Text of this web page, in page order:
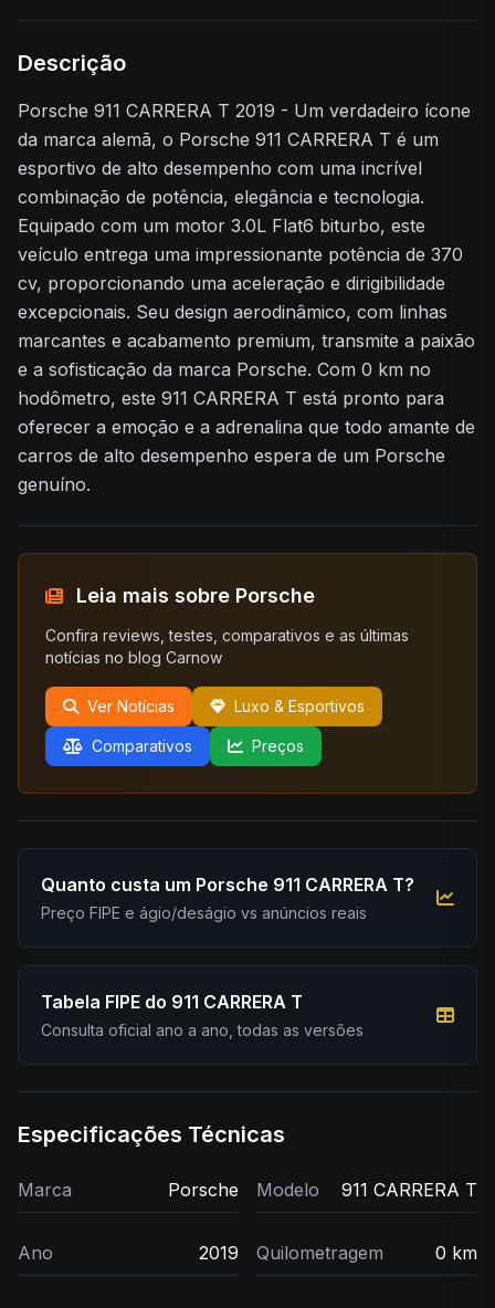
Descrição
Porsche 911 CARRERA T 2019 - Um verdadeiro ícone
da marca alemã, o Porsche 911 CARRERA T é um
esportivo de alto desempenho com uma incrível
combinação de potência, elegância e tecnologia.
Equipado com um motor 3.0L Flat6 biturbo, este
veículo entrega uma impressionante potência de 370
cv, proporcionando uma aceleração e dirigibilidade
excepcionais. Seu design aerodinâmico, com linhas
marcantes e acabamento premium, transmite a paixão
e a sofisticação da marca Porsche. Com 0 km no
hodômetro, este 911 CARRERA T está pronto para
oferecer a emoção e a adrenalina que todo amante de
carros de alto desempenho espera de um Porsche
genuíno.
Leia mais sobre Porsche
Confira reviews, testes, comparativos e as últimas
notícias no blog Carnow
Ver Notícias Luxo & Esportivos
Comparativos Preços
Quanto custa um Porsche 911 CARRERA T?
Preço FIPE e ágio/deságio vs anúncios reais
Tabela FIPE do 911 CARRERA T
Consulta oficial ano a ano, todas as versões
Especificações Técnicas
Marca Porsche Modelo 911 CARRERA T
Ano 2019 Quilometragem 0 km